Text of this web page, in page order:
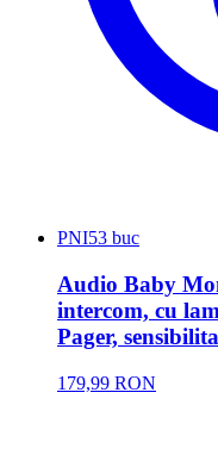
PNI53 buc
Audio Baby
intercom, cu
Pager,
179,99 RON